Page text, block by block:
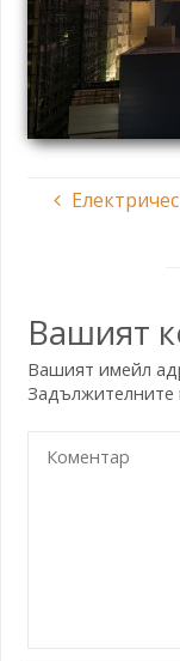
Вашият
Вашият имейл
Задължителните